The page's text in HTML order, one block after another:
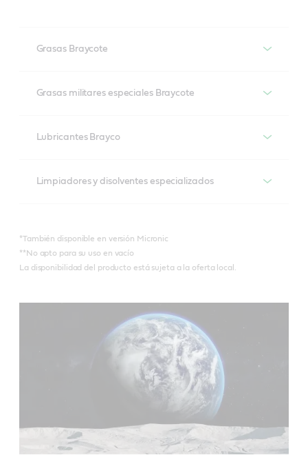
Grasas Braycote
Braycote 602 EF
Braycote Micronic 1613
Grasas militares especiales Braycote
Lubricantes Brayco
Limpiadores y disolventes especializados
Brayco IC X-100
*También disponible en versión Micronic
**No apto para su uso en vacío
La disponibilidad del producto está sujeta a la oferta local.